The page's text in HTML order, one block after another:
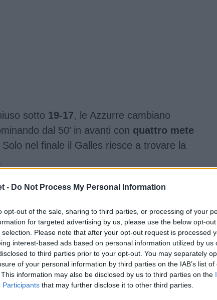
- Do Not Process My Personal Information
opt-out of the sale, sharing to third parties, or processing of your
for targeted advertising by us, please use the below opt-
Please note that after your opt-out request is processed
interest-based ads based on personal information utilized by us
to third parties prior to your opt-out. You may separately
of your personal information by third parties on the IAB’s list of
information may also be disclosed by us to third parties on the
Participants that may further disclose it to other third parties.
sotto 19-17, le Azzurre cambiano
dal 50’ in avanti con quattro mete
nel finale il Galles riesce a trovare la
Madia, premiata come Player of the